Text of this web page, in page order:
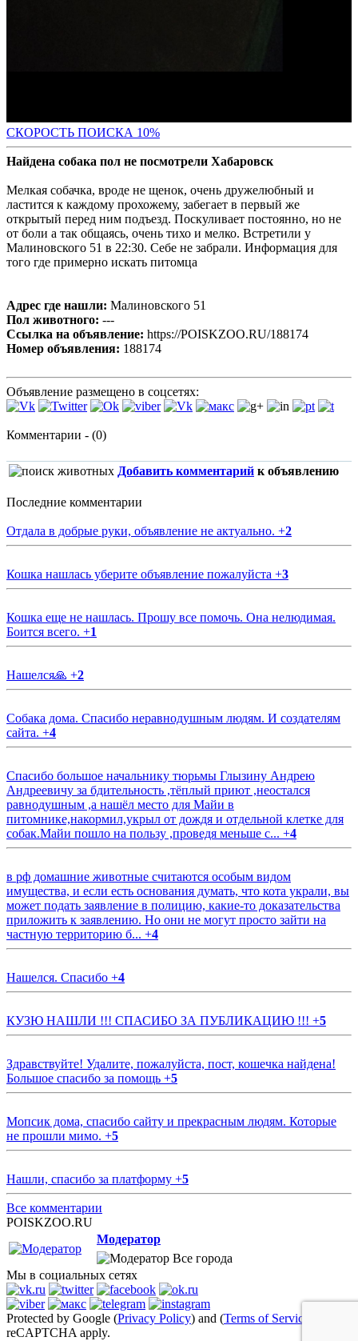
СКОРОСТЬ ПОИСКА 10%
Найдена собака пол не посмотрели Хабаровск
Мелкая собачка, вроде не щенок, очень дружелюбный и
ластится к каждому прохожему, забегает в первый же
открытый перед ним подъезд. Поскуливает постоянно, но не
от боли а так общаясь, очень тихо и мелко. Встретили у
Малиновского 51 в 22:30. Себе не забрали. Информация для
того где примерно искать питомца
Адрес где нашли: Малиновского 51
Пол животного: ---
Ссылка на объявление: https://POISKZOO.RU/188174
Номер объявления: 188174
Объявление размещено в соцсетях:
Комментарии - (0)
Добавить комментарий к объявлению
Последние комментарии
Отдала в добрые руки, объявление не актуально. +2
Кошка нашлась уберите объявление пожалуйста +3
Кошка еще не нашлась. Прошу все помочь. Она нелюдимая.
Боится всего. +1
Нашелся🙏 +2
Собака дома. Спасибо неравнодушным людям. И создателям
сайта. +4
Спасибо большое начальнику тюрьмы Глызину Андрею
Андреевичу за бдительность ,тёплый приют ,неостался
равнодушным ,а нашёл место для Майи в
питомнике,накормил,укрыл от дождя и отдельной клетке для
собак.Майи пошло на пользу ,проведя меньше с... +4
в рф домашние животные считаются особым видом
имущества, и если есть основания думать, что кота украли, вы
может подать заявление в полицию, какие-то доказательства
приложить к заявлению. Но они не могут просто зайти на
частную территорию б... +4
Нашелся. Спасибо +4
КУЗЮ НАШЛИ !!! СПАСИБО ЗА ПУБЛИКАЦИЮ !!! +5
Здравствуйте! Удалите, пожалуйста, пост, кошечка найдена!
Большое спасибо за помощь +5
Мопсик дома, спасибо сайту и прекрасным людям. Которые
не прошли мимо. +5
Нашли, спасибо за платформу +5
Все комментарии
POISKZOO.RU
Модератор
Все города
Мы в социальных сетях
Protected by Google (Privacy Policy) and (Terms of Service
reCAPTCHA apply.